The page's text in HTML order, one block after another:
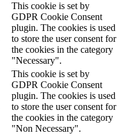
This cookie is set by
GDPR Cookie Consent
plugin. The cookies is used
to store the user consent for
the cookies in the category
"Necessary".
This cookie is set by
GDPR Cookie Consent
plugin. The cookies is used
to store the user consent for
the cookies in the category
"Non Necessary".